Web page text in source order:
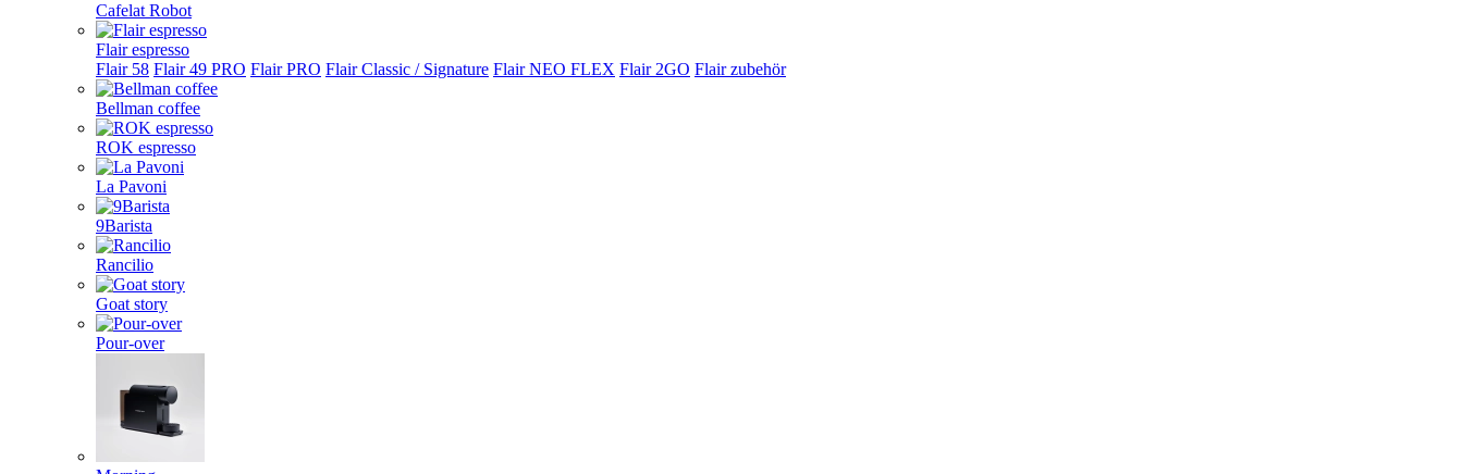
Cafelat Robot
Flair espresso
Flair 58 Flair 49 PRO Flair PRO Flair Classic / Signature Flair NEO FLEX Flair 2GO Flair zubehör
Bellman coffee
ROK espresso
La Pavoni
9Barista
Rancilio
Goat story
Pour-over